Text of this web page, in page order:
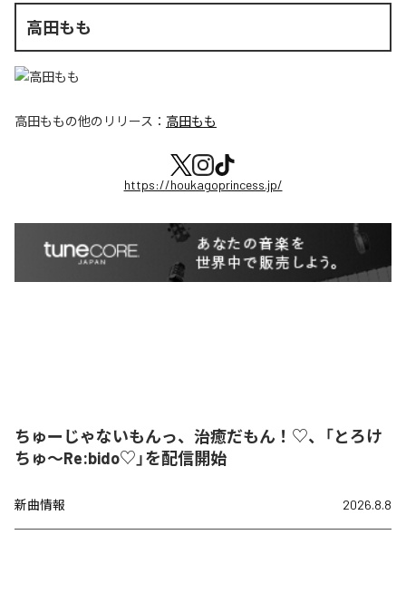
高田もも
高田ももの他のリリース： 高田もも
https://houkagoprincess.jp/
ちゅーじゃないもんっ、治癒だもん！♡、「とろけ
ちゅ〜Re:bido♡」を配信開始
新曲情報 2026.8.8